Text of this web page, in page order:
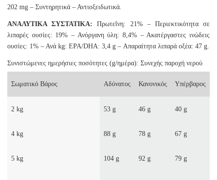
202 mg – Συντηρητικά – Αντιοξειδωτικά.
ΑΝΑΛΥΤΙΚΑ ΣΥΣΤΑΤΙΚΑ: Πρωτεΐνη: 21% – Περιεκτικότητα σε
λιπαρές ουσίες: 19% – Ανόργανη ύλη: 8,4% – Ακατέργαστες ινώδεις
ουσίες: 1% – Ανά kg: EPA/DHA: 3,4 g – Απαραίτητα λιπαρά οξέα: 47 g.
Συνιστώμενες ημερήσιες ποσότητες (g/ημέρα): Συνεχής παροχή νερού
Σωματικό Βάρος Αδύνατος Κανονικός Υπέρβαρος
2 kg 53 g 46 g 40 g
4 kg 88 g 78 g 67 g
5 kg 104 g 92 g 79 g